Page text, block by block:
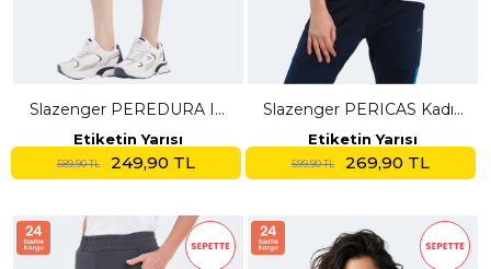
Slazenger PEREDURA IN
Kadın Yüksek Bel Antrasit
Tayt
Etiketin Yarısı
589,90 TL 249,90 TL
Slazenger PERICAS Kadın
V Yaka Ekru Tişört
Etiketin Yarısı
599,90 TL 269,90 TL